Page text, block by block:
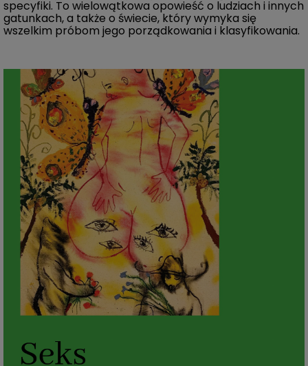
specyfiki. To wielowątkowa opowieść o ludziach i innych
gatunkach, a także o świecie, który wymyka się
wszelkim próbom jego porządkowania i klasyfikowania.